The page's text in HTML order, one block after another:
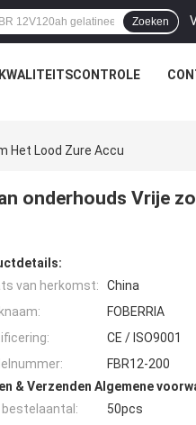
Zoeken
KWALITEITSCONTROLE
Het Lood Zure Accu
onderhouds Vrije
van herkomst:
China
FOBERRIA
CE / ISO9001
FBR12-200
& Verzenden Algemene
bestelaantal:
50pcs